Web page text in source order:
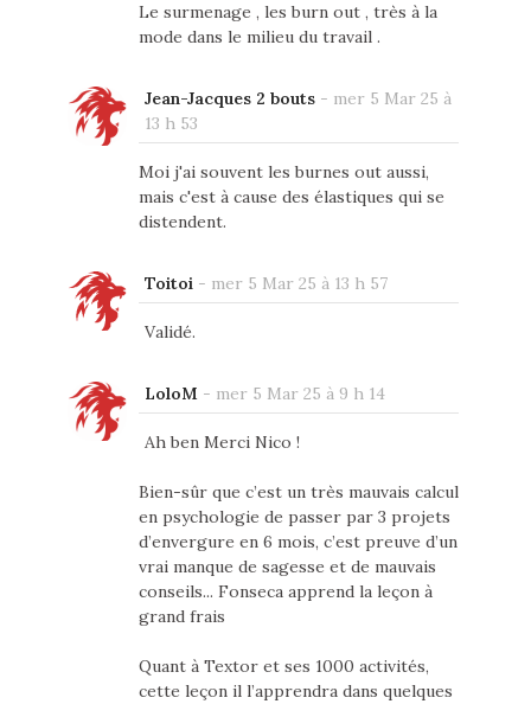
Le surmenage , les burn out , très à la
mode dans le milieu du travail .
Jean-Jacques 2 bouts- mer 5 Mar 25 à
13 h 53
Moi j'ai souvent les burnes out aussi,
mais c'est à cause des élastiques qui se
distendent.
Toitoi- mer 5 Mar 25 à 13 h 57
Validé.
LoloM- mer 5 Mar 25 à 9 h 14
Ah ben Merci Nico !
Bien-sûr que c’est un très mauvais calcul
en psychologie de passer par 3 projets
d’envergure en 6 mois, c’est preuve d’un
vrai manque de sagesse et de mauvais
conseils... Fonseca apprend la leçon à
grand frais
Quant à Textor et ses 1000 activités,
cette leçon il l’apprendra dans quelques